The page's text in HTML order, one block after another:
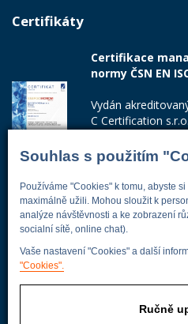
Souhlas s použitím
Používáme "Cookies" k tomu, abyste
maximálně užili. Mohou sloužit k
analýze návštěvnosti a ke zobrazení
socialní sítě, online chat).
Vaše nastavení "Cookies" a další
"Cookies".
Ručně
Certifikáty
Certifikace
normy ČSN EN
Vydán
C Certification
požadavkům ČSN
Číslo certifikátu:
Adresa firmy